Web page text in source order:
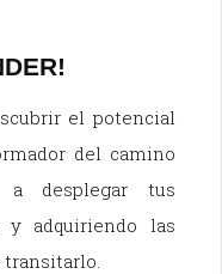
el potencial
del camino
a desplegar tus
y adquiriendo las
transitarlo.